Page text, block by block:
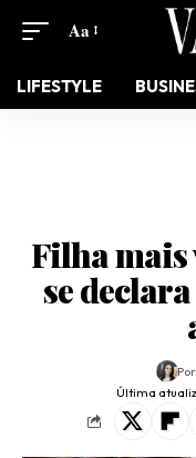
Aa
LIFESTYLE
Filha mais
se
Última
Por